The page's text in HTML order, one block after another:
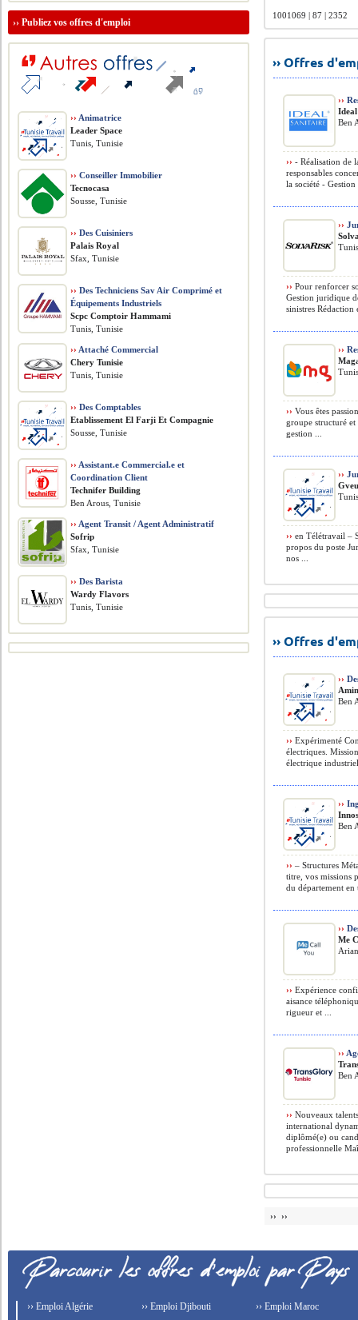
1001069 | 87 | 2352
›› Offres
››
Ben
›› - Réalisation de
responsables
la société - Gestion
››
›› Pour renforcer
Gestion juridique
sinistres
››
›› Vous êtes
groupe structuré
gestion ...
››
›› en Télétravail –
propos du poste
nos ...
›› Offres
››
Ben
›› Expérimenté
électriques.
électrique
››
Ben
›› – Structures
titre, vos missions
du département en
››
Me
›› Expérience
aisance
rigueur et ...
››
Ben
›› Nouveaux
international
diplômé(e) ou
professionnelle
›› ››
››Publiez vos offres d'emploi
›› Animatrice
Leader Space
Tunis, Tunisie
›› Conseiller Immobilier
Tecnocasa
Sousse, Tunisie
›› Des Cuisiniers
Palais Royal
Sfax, Tunisie
›› Des Techniciens Sav Air Comprimé et
Équipements Industriels
Scpc Comptoir Hammami
Tunis, Tunisie
›› Attaché Commercial
Chery Tunisie
Tunis, Tunisie
›› Des Comptables
Etablissement El Farji Et Compagnie
Sousse, Tunisie
›› Assistant.e Commercial.e et
Coordination Client
Technifer Building
Ben Arous, Tunisie
›› Agent Transit / Agent Administratif
Sofrip
Sfax, Tunisie
›› Des Barista
Wardy Flavors
Tunis, Tunisie
›› Emploi Algérie ›› Emploi Djibouti ›› Emploi Maroc